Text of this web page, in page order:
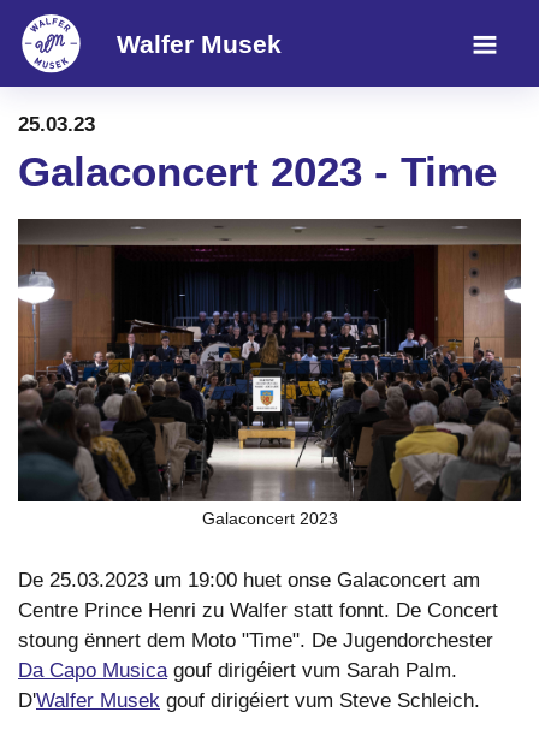
Walfer Musek
25.03.23
Galaconcert 2023 - Time
Galaconcert 2023
De 25.03.2023 um 19:00 huet onse Galaconcert am
Centre Prince Henri zu Walfer statt fonnt. De Concert
stoung ënnert dem Moto "Time". De Jugendorchester
Da Capo Musica gouf dirigéiert vum Sarah Palm.
D'Walfer Musek gouf dirigéiert vum Steve Schleich.